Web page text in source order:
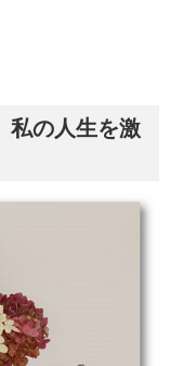
私の人生を激